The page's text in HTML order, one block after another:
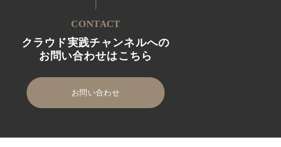
CONTACT
クラウド実践チャンネルへの
お問い合わせはこちら
お問い合わせ